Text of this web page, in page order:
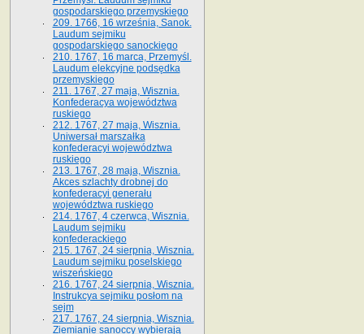
gospodarskiego przemyskiego
209. 1766, 16 września, Sanok.
Laudum sejmiku
gospodarskiego sanockiego
210. 1767, 16 marca, Przemyśl.
Laudum elekcyjne podsędka
przemyskiego
211. 1767, 27 maja, Wisznia.
Konfederacya województwa
ruskiego
212. 1767, 27 maja, Wisznia.
Uniwersał marszałka
konfederacyi województwa
ruskiego
213. 1767, 28 maja, Wisznia.
Akces szlachty drobnej do
konfederacyi generału
województwa ruskiego
214. 1767, 4 czerwca, Wisznia.
Laudum sejmiku
konfederackiego
215. 1767, 24 sierpnia, Wisznia.
Laudum sejmiku poselskiego
wiszeńskiego
216. 1767, 24 sierpnia, Wisznia.
Instrukcya sejmiku posłom na
sejm
217. 1767, 24 sierpnia, Wisznia.
Ziemianie sanoccy wybierają